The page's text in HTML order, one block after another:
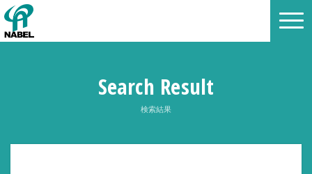
Search Result
検索結果